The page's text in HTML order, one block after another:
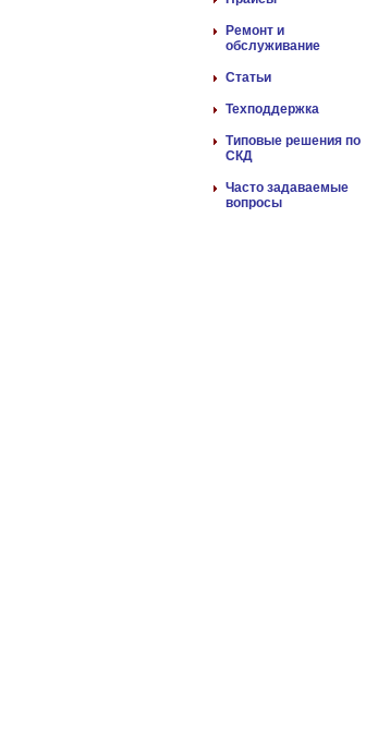
Ремонт и
обслуживание
Статьи
Техподдержка
Типовые решения по
СКД
Часто задаваемые
вопросы